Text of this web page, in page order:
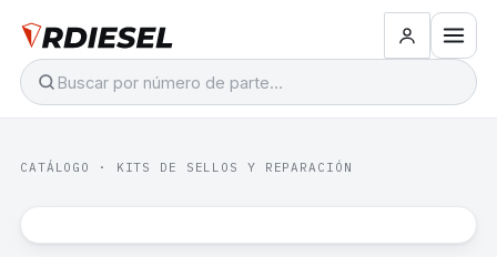
CATÁLOGO · KITS DE SELLOS Y REPARACIÓN